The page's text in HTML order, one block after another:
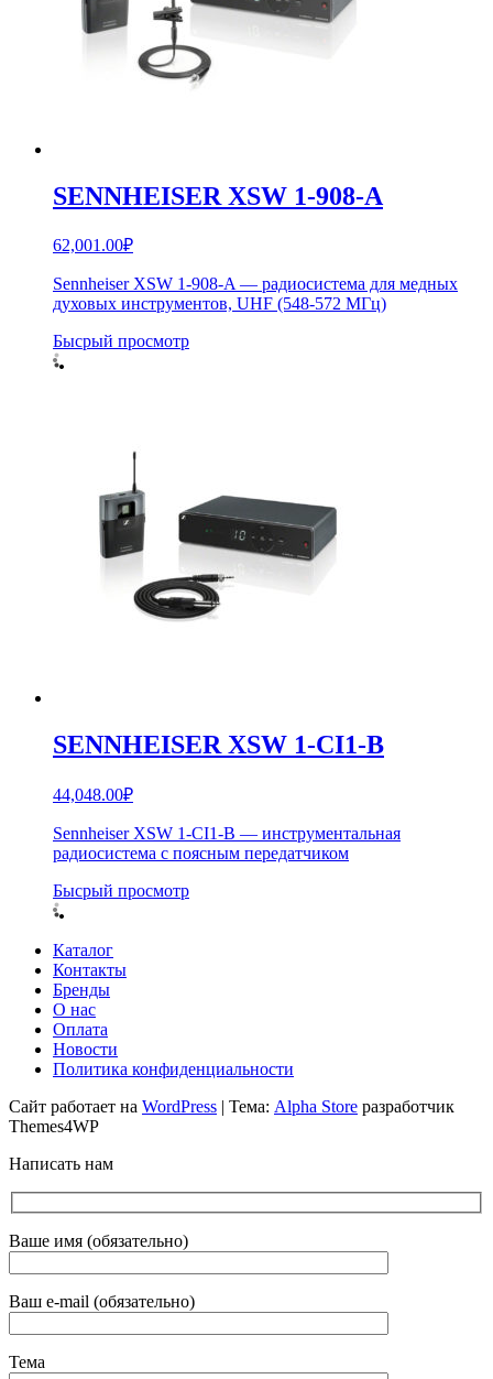
SENNHEISER XSW 1-908-A
62,001.00₽
Sennheiser XSW 1-908-A — радиосистема для медных
духовых инструментов, UHF (548-572 МГц)
Бысрый просмотр
SENNHEISER XSW 1-CI1-B
44,048.00₽
Sennheiser XSW 1-CI1-B — инструментальная
радиосистема с поясным передатчиком
Бысрый просмотр
Каталог
Контакты
Бренды
О нас
Оплата
Новости
Политика конфиденциальности
Сайт работает на WordPress | Тема: Alpha Store разработчик
Themes4WP
Написать нам
Ваше имя (обязательно)
Ваш e-mail (обязательно)
Тема